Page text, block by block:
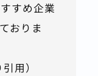
すめ企業
おりま
用）